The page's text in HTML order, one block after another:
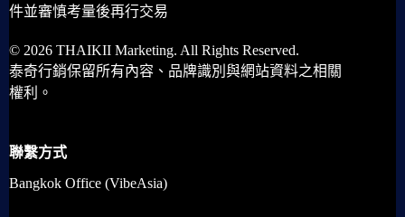
件並審慎考量後再行交易
© 2026 THAIKII Marketing. All Rights Reserved.
泰奇行銷保留所有內容、品牌識別與網站資料之相關
權利。
聯繫方式
Bangkok Office (VibeAsia)